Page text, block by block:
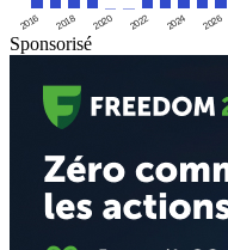
2016 2018 2020 2022 2024 2026
Sponsorisé